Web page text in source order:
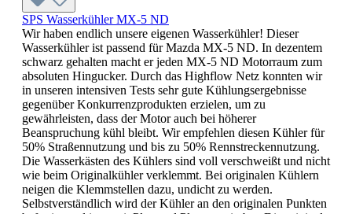
SPS Wasserkühler MX-5 ND
Wir haben endlich unsere eigenen Wasserkühler! Dieser
Wasserkühler ist passend für Mazda MX-5 ND. In dezentem
schwarz gehalten macht er jeden MX-5 ND Motorraum zum
absoluten Hingucker. Durch das Highflow Netz konnten wir
in unseren intensiven Tests sehr gute Kühlungsergebnisse
gegenüber Konkurrenzprodukten erzielen, um zu
gewährleisten, dass der Motor auch bei höherer
Beanspruchung kühl bleibt. Wir empfehlen diesen Kühler für
50% Straßennutzung und bis zu 50% Rennstreckennutzung.
Die Wasserkästen des Kühlers sind voll verschweißt und nicht
wie beim Originalkühler verklemmt. Bei originalen Kühlern
neigen die Klemmstellen dazu, undicht zu werden.
Selbstverständlich wird der Kühler an den originalen Punkten